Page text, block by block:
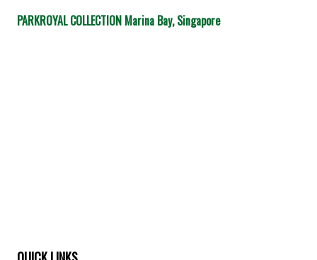
PARKROYAL COLLECTION Marina Bay, Singapore